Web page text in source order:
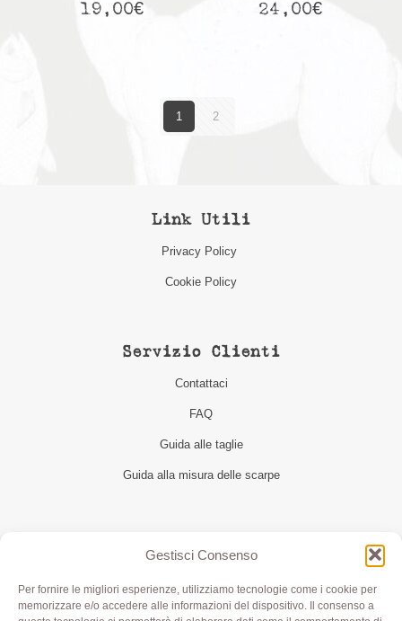
Gestisci Consenso
Per fornire le migliori esperienze, utilizziamo tecnologie come i cookie per
memorizzare e/o accedere alle informazioni del dispositivo. Il consenso a
19,00€ 24,00€
1 2
Link Utili
Privacy Policy
Cookie Policy
Servizio Clienti
Contattaci
FAQ
Guida alle taglie
Guida alla misura delle scarpe
Seguici